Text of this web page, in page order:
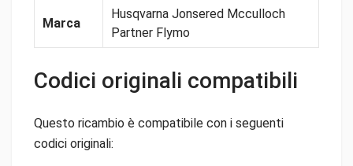
Marca
Husqvarna Jonsered Mcculloch
Partner Flymo
Codici originali compatibili
Questo ricambio è compatibile con i seguenti
codici originali: